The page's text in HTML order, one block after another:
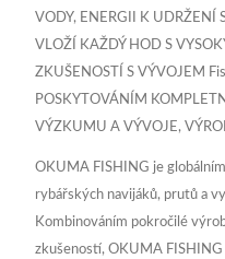
VODY, ENERGII K UDRŽENÍ
VLOŽÍ KAŽDÝ HOD S
ZKUŠENOSTÍ S VÝVOJEM
POSKYTOVÁNÍM
VÝZKUMU A VÝVOJE,
OKUMA FISHING je
rybářských navijáků, prutů a
Kombinováním pokročilé
zkušeností, OKUMA